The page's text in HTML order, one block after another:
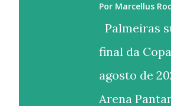
Por Marcellus
Palmeiras
final da
agosto de
Arena